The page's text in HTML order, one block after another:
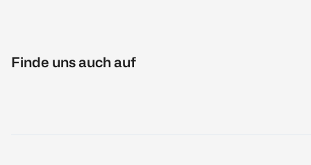
Finde uns auch auf